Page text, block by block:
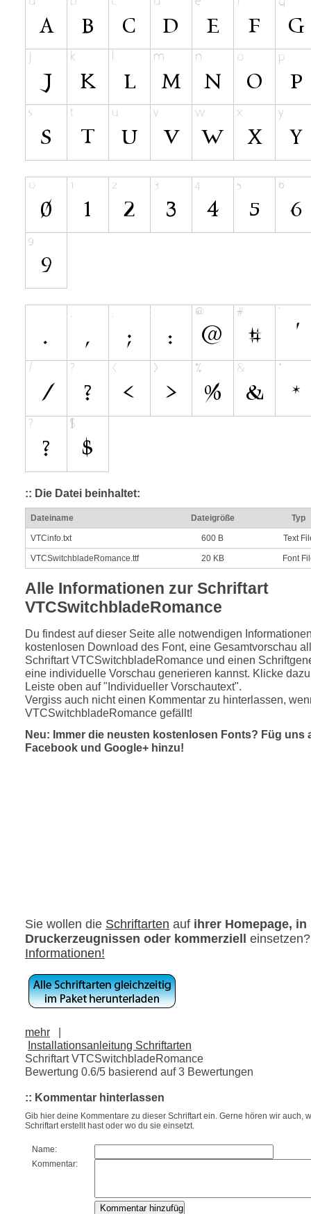
:: Die Datei beinhaltet:
Dateiname Dateigröße Typ
VTCinfo.txt 600 B Text
VTCSwitchbladeRomance.ttf 20 KB Font
Alle Informationen zur Schriftart
VTCSwitchbladeRomance
Du findest auf dieser Seite alle notwendigen
kostenlosen Download des Font, eine Gesamtvorschau
Schriftart VTCSwitchbladeRomance und einen
eine individuelle Vorschau generieren kannst. Klicke
Leiste oben auf "Individueller Vorschautext".
Vergiss auch nicht einen Kommentar zu hinterlassen,
VTCSwitchbladeRomance gefällt!
Neu: Immer die neusten kostenlosen Fonts? Füg uns
Facebook und Google+ hinzu!
Sie wollen die Schriftarten auf ihrer Homepage, in
Druckerzeugnissen oder kommerziell
Informationen!
mehr
|
Installationsanleitung Schriftarten
Schriftart VTCSwitchbladeRomance
Bewertung 0.6/5 basierend auf3 Bewertungen
:: Kommentar hinterlassen
Gib hier deine Kommentare zu dieser Schriftart ein. Gerne hören wir auch,
Schriftart erstellt hast oder wo du sie einsetzt.
Name:
Kommentar: